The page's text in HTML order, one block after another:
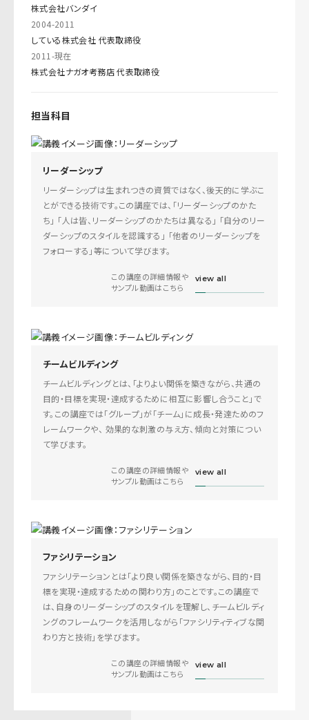
株式会社バンダイ
2004-2011
している株式会社 代表取締役
2011-現在
株式会社ナガオ考務店 代表取締役
担当科目
リーダーシップ
リーダーシップは生まれつきの資質ではなく、後天的に学ぶこ
とができる技術です。この講座では、「リーダーシップのかた
ち」 「人は皆、リーダーシップのかたちは異なる」 「自分のリー
ダーシップのスタイルを認識する」 「他者のリーダーシップを
フォローする」等について学びます。
この講座の詳細情報や
サンプル動画はこちら
view all
チームビルディング
チームビルディングとは、「よりよい関係を築きながら、共通の
目的・目標を実現・達成するために相互に影響し合うこと」で
す。この講座では「グループ」が「チーム」に成長・発達ためのフ
レームワークや、 効果的な刺激の与え方、傾向と対策につい
て学びます。
この講座の詳細情報や
サンプル動画はこちら
view all
ファシリテーション
ファシリテーションとは「より良い関係を築きながら、目的・目
標を実現・達成するための関わり方」のことです。この講座で
は、自身のリーダーシップのスタイルを理解し、チームビルディ
ングのフレームワークを活用しながら「ファシリティティブな関
わり方と技術」を学びます。
この講座の詳細情報や
サンプル動画はこちら
view all